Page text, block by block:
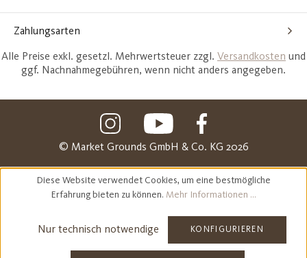
Zahlungsarten
Alle Preise exkl. gesetzl. Mehrwertsteuer zzgl. Versandkosten und
ggf. Nachnahmegebühren, wenn nicht anders angegeben.
© Market Grounds GmbH & Co. KG 2026
Diese Website verwendet Cookies, um eine bestmögliche
Erfahrung bieten zu können. Mehr Informationen ...
Nur technisch notwendige KONFIGURIEREN